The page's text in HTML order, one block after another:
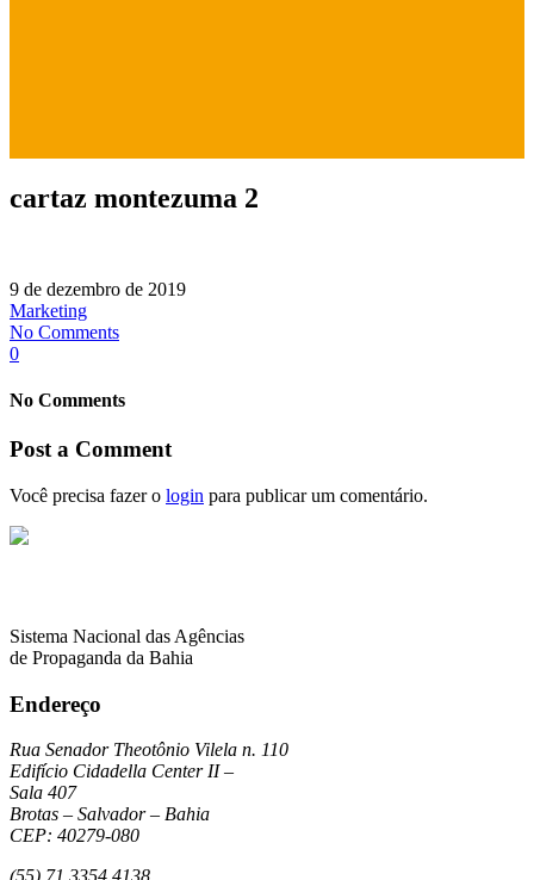
cartaz montezuma 2
9 de dezembro de 2019
Marketing
No Comments
0
No Comments
Post a Comment
Você precisa fazer o login para publicar um comentário.
Sistema Nacional das Agências
de Propaganda da Bahia
Endereço
Rua Senador Theotônio Vilela n. 110
Edifício Cidadella Center II –
Sala 407
Brotas – Salvador – Bahia
CEP: 40279-080